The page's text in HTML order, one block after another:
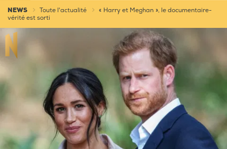
NEWS Toute l'actualité
« Harry et Meghan », le documentaire-
vérité est sorti